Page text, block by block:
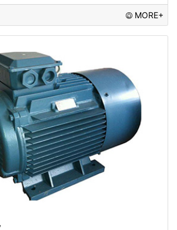
织、造纸、热电、水泥等各个领域...
MORE+